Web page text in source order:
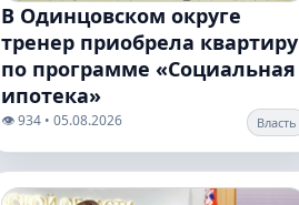
В Одинцовском округе
тренер приобрела квартиру
по программе «Социальная
ипотека»
👁️ 934 • 05.08.2026 Власть